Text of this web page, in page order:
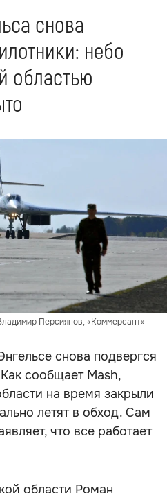
снова
небо
областью
Персиянов, «Коммерсант»
снова подвергся
сообщает Mash,
на время закрыли
летят в обход. Сам
что все работает
области Роман